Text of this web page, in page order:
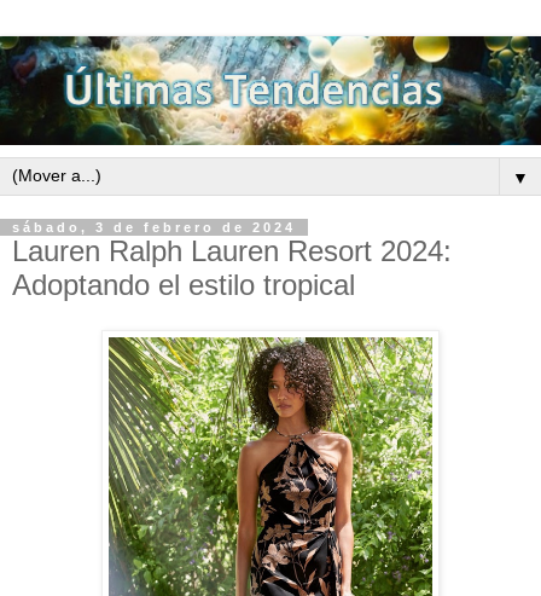
▼
sábado, 3 de febrero de 2024
Lauren Ralph Lauren Resort 2024:
Adoptando el estilo tropical